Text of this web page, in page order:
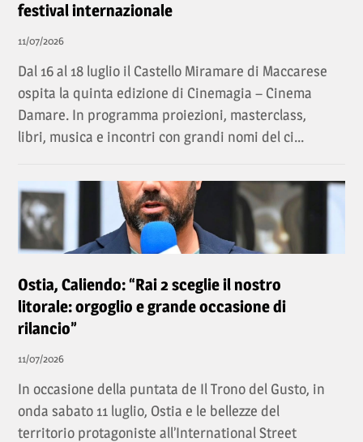
festival internazionale
11/07/2026
Dal 16 al 18 luglio il Castello Miramare di Maccarese
ospita la quinta edizione di Cinemagia – Cinema
Damare. In programma proiezioni, masterclass,
libri, musica e incontri con grandi nomi del ci...
Ostia, Caliendo: “Rai 2 sceglie il nostro
litorale: orgoglio e grande occasione di
rilancio”
11/07/2026
In occasione della puntata de Il Trono del Gusto, in
onda sabato 11 luglio, Ostia e le bellezze del
territorio protagoniste all’International Street